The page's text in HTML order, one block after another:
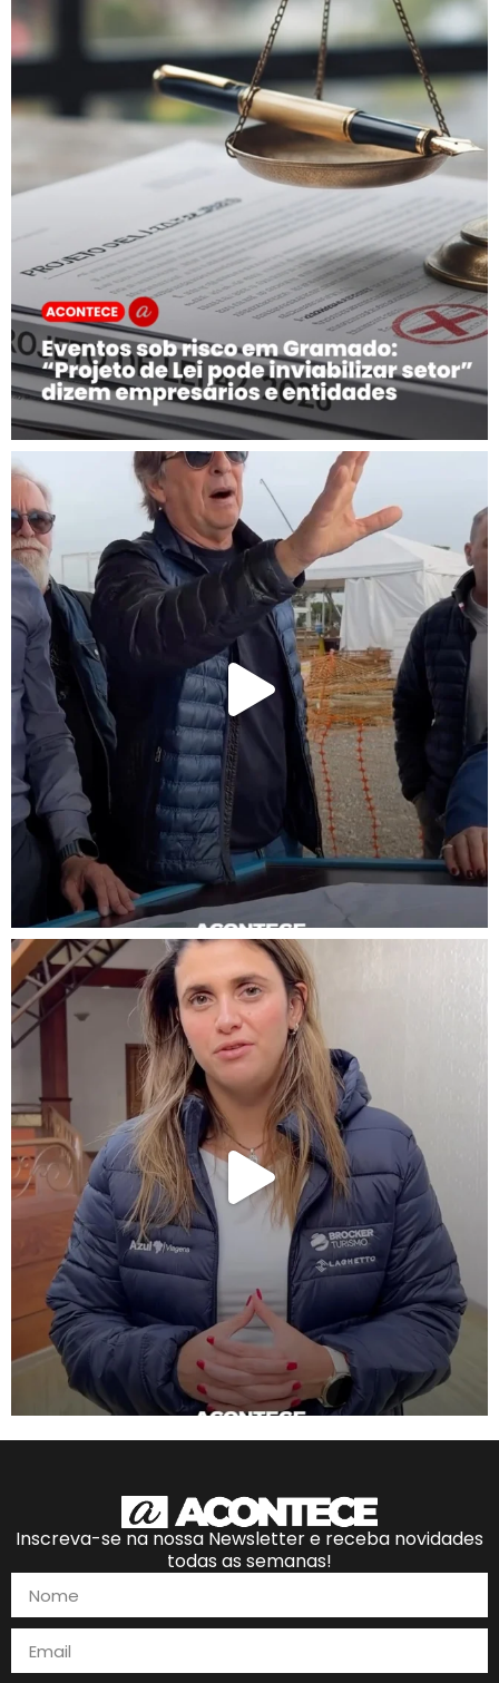
Inscreva-se na nossa Newsletter e receba novidades
todas as semanas!